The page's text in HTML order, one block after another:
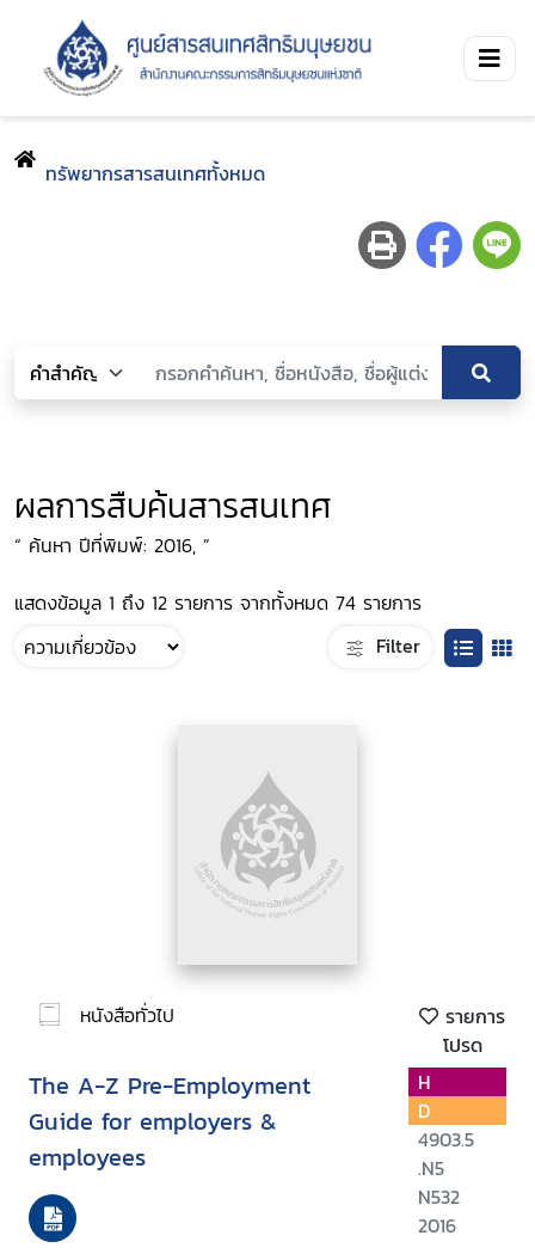
ทรัพยากรสารสนเทศทั้งหมด
ผลการสืบค้นสารสนเทศ
“ ค้นหา ปีที่พิมพ์: 2016, ”
แสดงข้อมูล 1 ถึง 12 รายการ จากทั้งหมด 74 รายการ
Filter
หนังสือทั่วไป
รายการ
โปรด
The A-Z Pre-Employment
Guide for employers &
employees
H
D
4903.5
.N5
N532
2016